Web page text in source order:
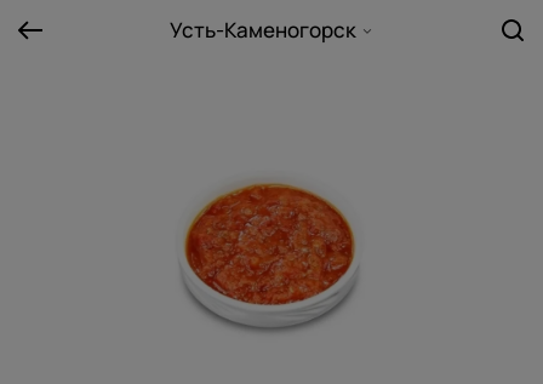
Усть-Каменогорск